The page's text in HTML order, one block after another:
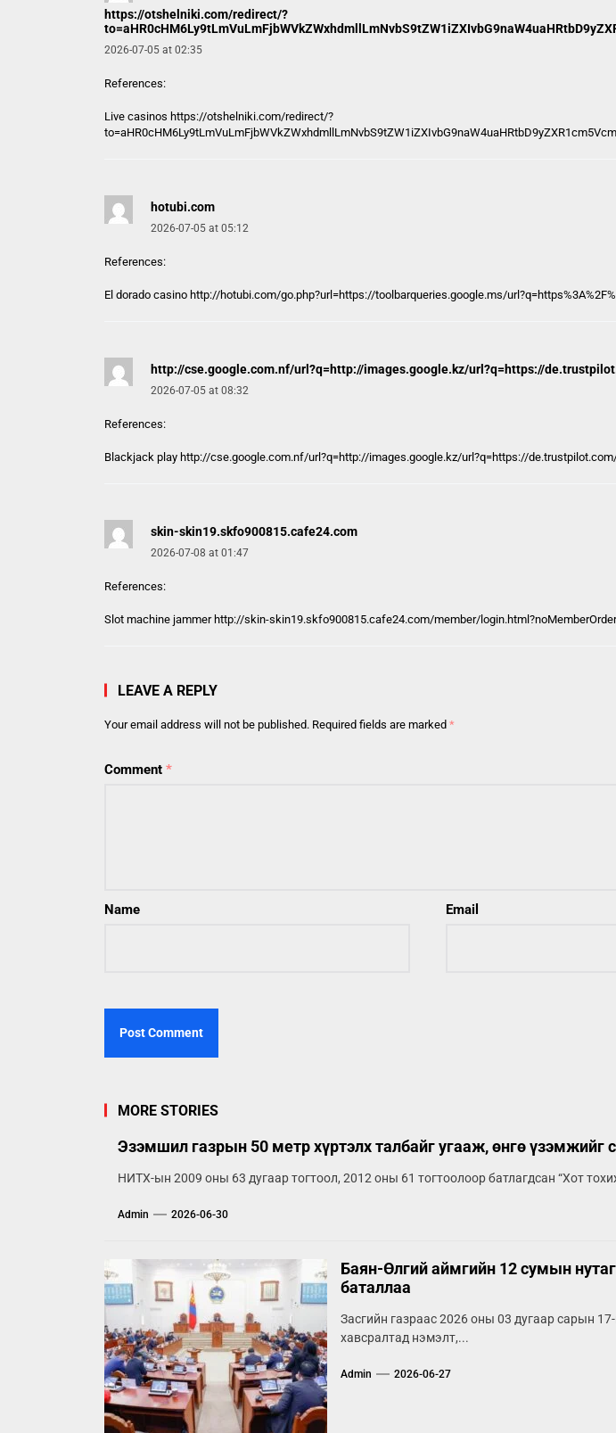
https://otshelniki.com/redirect/?
2026-07-05 at 02:35
References:
Live casinos https://otshelniki.com/redirect/?
hotubi.com
2026-07-05 at 05:12
References:
El dorado casino http://hotubi.com/go.php?url=https://toolbarqueries.google.ms/
http://cse.google.com.nf/url?q=http://images.google.kz/url?q=https://
2026-07-05 at 08:32
References:
Blackjack play http://cse.google.com.nf/url?q=http://images.google.kz/url?q=https://
skin-skin19.skfo900815.cafe24.com
2026-07-08 at 01:47
References:
Slot machine jammer http://skin-skin19.skfo900815.cafe24.com/member/
LEAVE A REPLY
Your email address will not be published. Required fields are marked *
Comment *
Name Email
MORE STORIES
Эзэмшил газрын 50 метр хүртэлх талбайг угааж, өнгө үзэмжийг
НИТХ-ын 2009 оны 63 дугаар тогтоол, 2012 оны 61 тогтоолоор батлагдсан “Хот
Admin 2026-06-30
Баян-Өлгий аймгийн 12 сумын
баталлаа
Засгийн газраас 2026 оны 03 дугаар сарын
хавсралтад нэмэлт,...
Admin 2026-06-27